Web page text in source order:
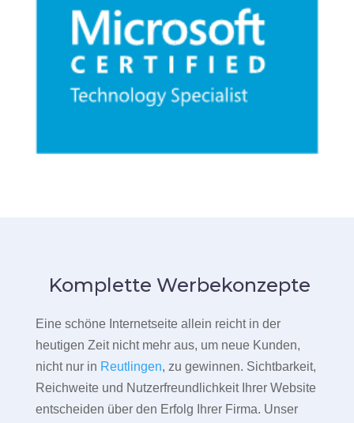
Komplette Werbekonzepte
Eine schöne Internetseite allein reicht in der
heutigen Zeit nicht mehr aus, um neue Kunden,
nicht nur in Reutlingen, zu gewinnen. Sichtbarkeit,
Reichweite und Nutzerfreundlichkeit Ihrer Website
entscheiden über den Erfolg Ihrer Firma. Unser